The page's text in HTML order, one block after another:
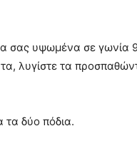
σας υψωμένα σε γωνία
λυγίστε τα
τα δύο πόδια.